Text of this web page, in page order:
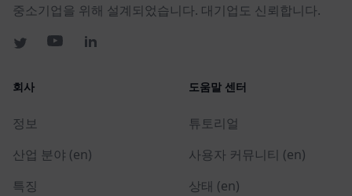
중소기업을 위해 설계되었습니다. 대기업도 신뢰합니다.
회사
정보
산업 분야 (en)
특징
도움말 센터
튜토리얼
사용자 커뮤니티 (en)
상태 (en)